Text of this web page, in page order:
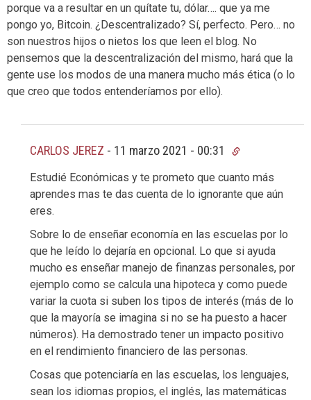
porque va a resultar en un quítate tu, dólar…. que ya me
pongo yo, Bitcoin. ¿Descentralizado? Sí, perfecto. Pero… no
son nuestros hijos o nietos los que leen el blog. No
pensemos que la descentralización del mismo, hará que la
gente use los modos de una manera mucho más ética (o lo
que creo que todos entenderíamos por ello).
CARLOS JEREZ - 11 marzo 2021 - 00:31
Estudié Económicas y te prometo que cuanto más
aprendes mas te das cuenta de lo ignorante que aún
eres.
Sobre lo de enseñar economía en las escuelas por lo
que he leído lo dejaría en opcional. Lo que si ayuda
mucho es enseñar manejo de finanzas personales, por
ejemplo como se calcula una hipoteca y como puede
variar la cuota si suben los tipos de interés (más de lo
que la mayoría se imagina si no se ha puesto a hacer
números). Ha demostrado tener un impacto positivo
en el rendimiento financiero de las personas.
Cosas que potenciaría en las escuelas, los lenguajes,
sean los idiomas propios, el inglés, las matemáticas